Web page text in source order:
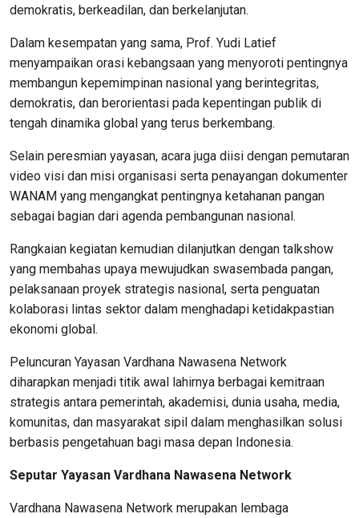
demokratis, berkeadilan, dan berkelanjutan.
Dalam kesempatan yang sama, Prof. Yudi Latief
menyampaikan orasi kebangsaan yang menyoroti pentingnya
membangun kepemimpinan nasional yang berintegritas,
demokratis, dan berorientasi pada kepentingan publik di
tengah dinamika global yang terus berkembang.
Selain peresmian yayasan, acara juga diisi dengan pemutaran
video visi dan misi organisasi serta penayangan dokumenter
WANAM yang mengangkat pentingnya ketahanan pangan
sebagai bagian dari agenda pembangunan nasional.
Rangkaian kegiatan kemudian dilanjutkan dengan talkshow
yang membahas upaya mewujudkan swasembada pangan,
pelaksanaan proyek strategis nasional, serta penguatan
kolaborasi lintas sektor dalam menghadapi ketidakpastian
ekonomi global.
Peluncuran Yayasan Vardhana Nawasena Network
diharapkan menjadi titik awal lahirnya berbagai kemitraan
strategis antara pemerintah, akademisi, dunia usaha, media,
komunitas, dan masyarakat sipil dalam menghasilkan solusi
berbasis pengetahuan bagi masa depan Indonesia.
Seputar Yayasan Vardhana Nawasena Network
Vardhana Nawasena Network merupakan lembaga